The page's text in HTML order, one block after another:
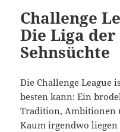
Challenge
Die Liga der
Sehnsüchte
Die Challenge League
besten kann: Ein
Tradition, Ambitionen
Kaum irgendwo